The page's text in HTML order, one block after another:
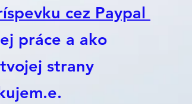
cez Paypal
práce a ako
strany